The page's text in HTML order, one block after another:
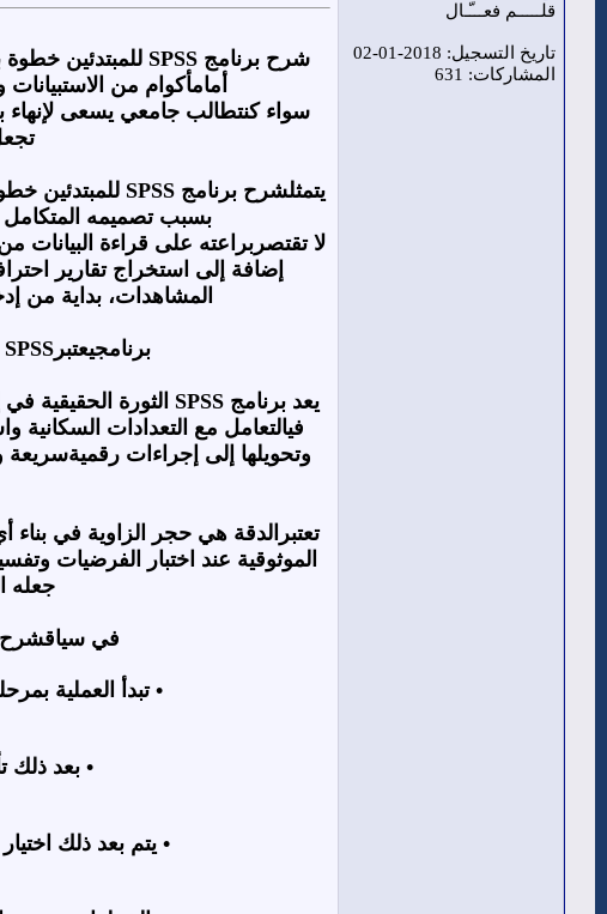
قلـــــم فعـــّـال
تاريخ التسجيل: 2018-01-02
المشاركات: 631
شرح برنامج SPSS
للمبتدئين خطوة
أمامأكوام من
سواء كنتطالب جامعي يسعى لإنهاء
يتمثلشرح برنامج SPSS للمبتدئين
بسبب تصميمه المتكامل
لا تقتصربراعته على قراءة
إضافة إلى استخراج تقارير
المشاهدات، بداية من
برنامجيعتبرSPSS
يعد برنامج SPSS
الثورة الحقيقية
فيالتعامل مع التعدادات السكانية
وتحويلها إلى إجراءات
تعتبرالدقة هي حجر الزاوية في
الموثوقية عند اختبار الفرضيات
جعله
في سياقشرح
•تبدأ العملية
• بعد ذلك
•يتم بعد ذلك